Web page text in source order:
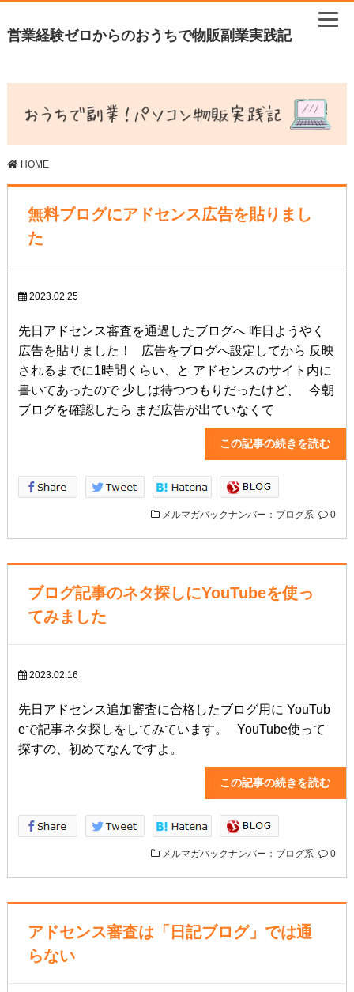
営業経験ゼロからのおうちで物販副業実践記
HOME
無料ブログにアドセンス広告を貼りまし
た
2023.02.25
先日アドセンス審査を通過したブログへ 昨日ようやく
広告を貼りました！ 広告をブログへ設定してから 反映
されるまでに1時間くらい、と アドセンスのサイト内に
書いてあったので 少しは待つつもりだったけど、 今朝
ブログを確認したら まだ広告が出ていなくて
この記事の続きを読
メルマガバックナンバー：ブログ系 0
ブログ記事のネタ探しにYouTubeを使っ
てみました
2023.02.16
先日アドセンス追加審査に合格したブログ用に YouTub
eで記事ネタ探しをしてみています。 YouTube使って
探すの、初めてなんですよ。
この記事の続きを読
メルマガバックナンバー：ブログ系 0
アドセンス審査は「日記ブログ」では通
らない